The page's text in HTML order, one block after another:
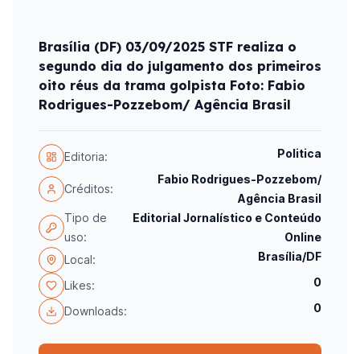
Brasília (DF) 03/09/2025 STF realiza o
segundo dia do julgamento dos primeiros
oito réus da trama golpista Foto: Fabio
Rodrigues-Pozzebom/ Agência Brasil
Editoria: Politica
Créditos:
Fabio Rodrigues-Pozzebom/
Agência Brasil
Tipo de
uso:
Editorial Jornalístico e Conteúdo
Online
Local:
Brasília/DF
Likes: 0
Downloads: 0